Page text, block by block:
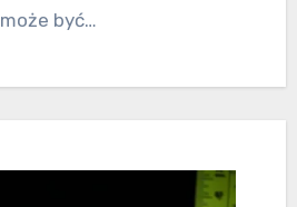
może być…